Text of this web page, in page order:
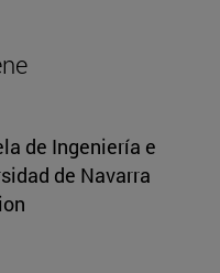
de Ingeniería e
de Navarra